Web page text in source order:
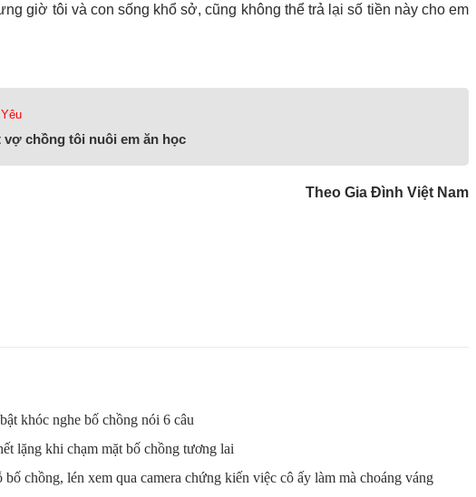
giờ tôi và con sống khổ sở, cũng không thể trả lại số tiền này cho em
Yêu
chồng tôi nuôi em ăn học
Theo Gia Đình Việt Nam
khóc nghe bố chồng nói 6 câu
lặng khi chạm mặt bố chồng tương lai
chồng, lén xem qua camera chứng kiến việc cô ấy làm mà choáng váng